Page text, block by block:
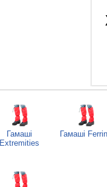
Гамаші
Extremities
Гамаші